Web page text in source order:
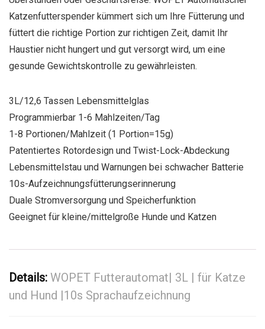
Katzenfutterspender kümmert sich um Ihre Fütterung und
füttert die richtige Portion zur richtigen Zeit, damit Ihr
Haustier nicht hungert und gut versorgt wird, um eine
gesunde Gewichtskontrolle zu gewährleisten.
3L/12,6 Tassen Lebensmittelglas
Programmierbar 1-6 Mahlzeiten/Tag
1-8 Portionen/Mahlzeit (1 Portion=15g)
Patentiertes Rotordesign und Twist-Lock-Abdeckung
Lebensmittelstau und Warnungen bei schwacher Batterie
10s-Aufzeichnungsfütterungserinnerung
Duale Stromversorgung und Speicherfunktion
Geeignet für kleine/mittelgroße Hunde und Katzen
Details: WOPET Futterautomat| 3L | für Katze
und Hund |10s Sprachaufzeichnung